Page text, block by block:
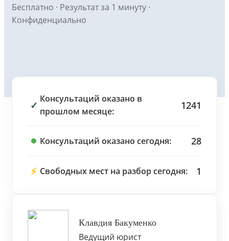
Бесплатно · Результат за 1 минуту ·
Конфиденциально
✓
Консультаций оказано в
прошлом месяце:
1241
Консультаций оказано сегодня: 28
⚡ Свободных мест на разбор сегодня: 1
Клавдия Бакуменко
Ведущий юрист